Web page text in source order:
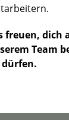
freuen, dich
Team
dürfen.